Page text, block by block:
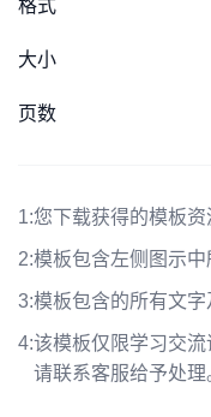
格式
大小
页数
1:您下载获得的模板资
2:模板包含左侧图示中
3:模板包含的所有文字
4:该模板仅限学习交
请联系客服给予处理